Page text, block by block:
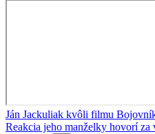
Ján Jackuliak kvôli filmu
Reakcia jeho manželky hovorí za